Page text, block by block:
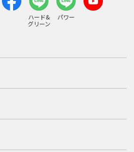
ハード&
グリーン
パワー